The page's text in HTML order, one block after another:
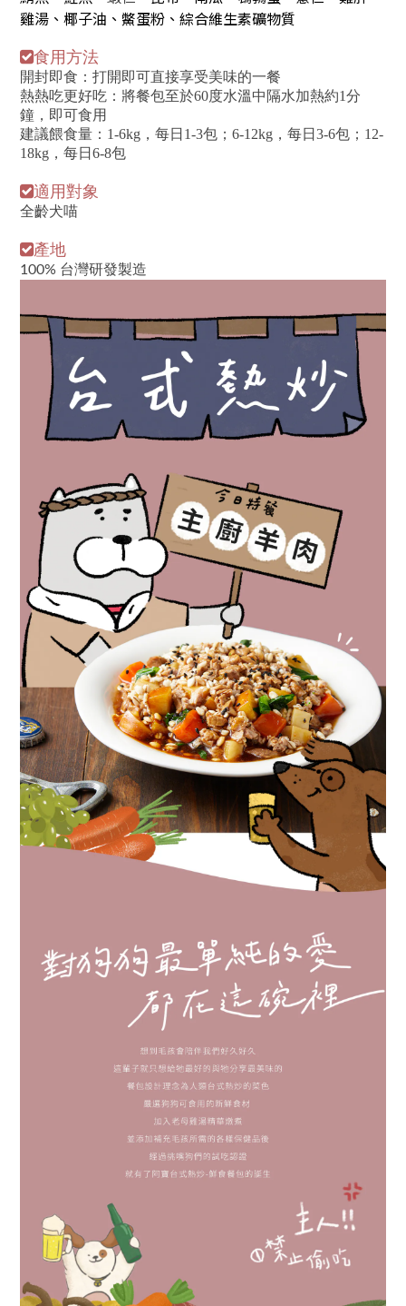
雞湯、椰子油、鱉蛋粉、綜合維生素礦物質
食用方法
開封即食：打開即可直接享受美味的一餐
熱熱吃更好吃：將餐包至於60度水溫中隔水加熱約1分
鐘，即可食用
建議餵食量：1-6kg，每日1-3包； 6-12kg，每日3-6包 ；12-
18kg，每日6-8包
適用對象
全齡犬喵
產地
100% 台灣研發製造